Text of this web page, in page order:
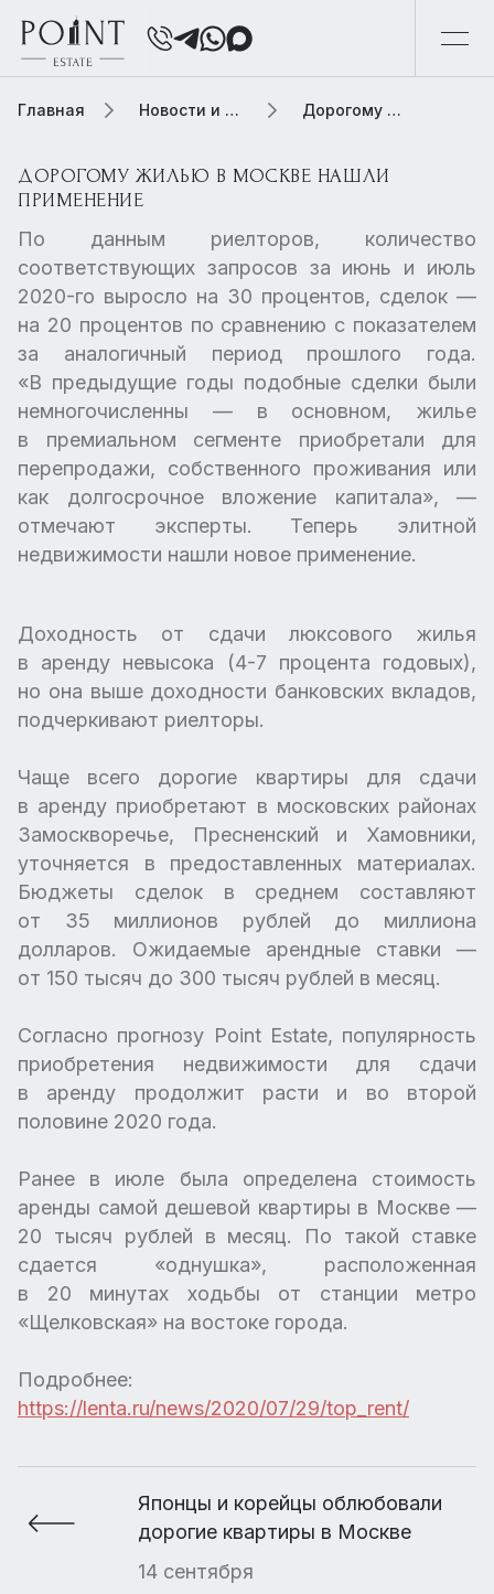
Главная Новости и обзоры Дорогому жилью в Москве нашли применение
ДОРОГОМУ ЖИЛЬЮ В МОСКВЕ НАШЛИ
ПРИМЕНЕНИЕ
По данным риелторов, количество
соответствующих запросов за июнь и июль
2020-го выросло на 30 процентов, сделок —
на 20 процентов по сравнению с показателем
за аналогичный период прошлого года.
«В предыдущие годы подобные сделки были
немногочисленны — в основном, жилье
в премиальном сегменте приобретали для
перепродажи, собственного проживания или
как долгосрочное вложение капитала», —
отмечают эксперты. Теперь элитной
недвижимости нашли новое применение.
Доходность от сдачи люксового жилья
в аренду невысока (4-7 процента годовых),
но она выше доходности банковских вкладов,
подчеркивают риелторы.
Чаще всего дорогие квартиры для сдачи
в аренду приобретают в московских районах
Замоскворечье, Пресненский и Хамовники,
уточняется в предоставленных материалах.
Бюджеты сделок в среднем составляют
от 35 миллионов рублей до миллиона
долларов. Ожидаемые арендные ставки —
от 150 тысяч до 300 тысяч рублей в месяц.
Согласно прогнозу Point Estate, популярность
приобретения недвижимости для сдачи
в аренду продолжит расти и во второй
половине 2020 года.
Ранее в июле была определена стоимость
аренды самой дешевой квартиры в Москве —
20 тысяч рублей в месяц. По такой ставке
сдается «однушка», расположенная
в 20 минутах ходьбы от станции метро
«Щелковская» на востоке города.
Подробнее:
https://lenta.ru/news/2020/07/29/top_rent/
Японцы и корейцы облюбовали
дорогие квартиры в Москве
14 сентября